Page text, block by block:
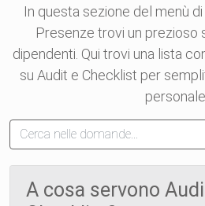
In questa sezione del menù
Presenze trovi un prezioso
dipendenti. Qui trovi una lista
su Audit e Checklist per
personale.
A cosa servono